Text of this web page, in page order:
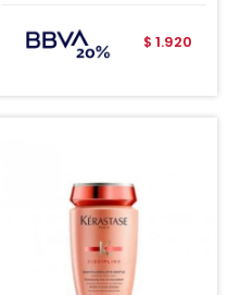
$ 1.920